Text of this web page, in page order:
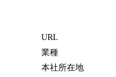
URL
業種
本社所在地